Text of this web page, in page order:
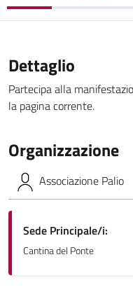
Dettaglio
Partecipa alla
la pagina corrente.
Organizzazione
Associazione Palio
Sede Principale/i:
Cantina del Ponte